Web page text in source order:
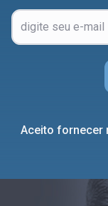
Aceito fornecer